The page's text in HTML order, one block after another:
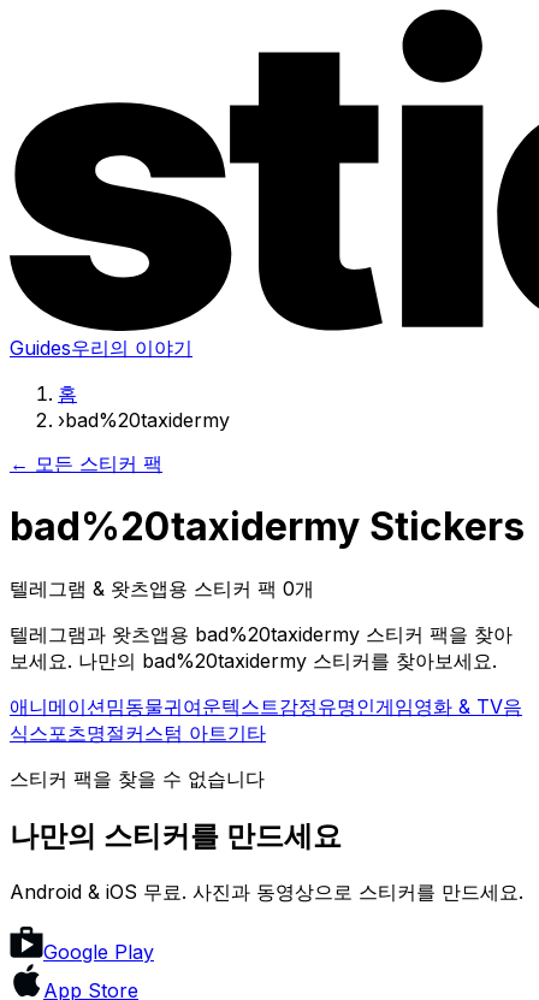
Guides우리의 이야기
홈
›bad%20taxidermy
← 모든 스티커 팩
bad%20taxidermy Stickers
텔레그램 & 왓츠앱용 스티커 팩 0개
텔레그램과 왓츠앱용 bad%20taxidermy 스티커 팩을 찾아
보세요. 나만의 bad%20taxidermy 스티커를 찾아보세요.
애니메이션밈동물귀여운텍스트감정유명인게임영화 & TV음
식스포츠명절커스텀 아트기타
스티커 팩을 찾을 수 없습니다
나만의 스티커를 만드세요
Android & iOS 무료. 사진과 동영상으로 스티커를 만드세요.
Google Play
App Store